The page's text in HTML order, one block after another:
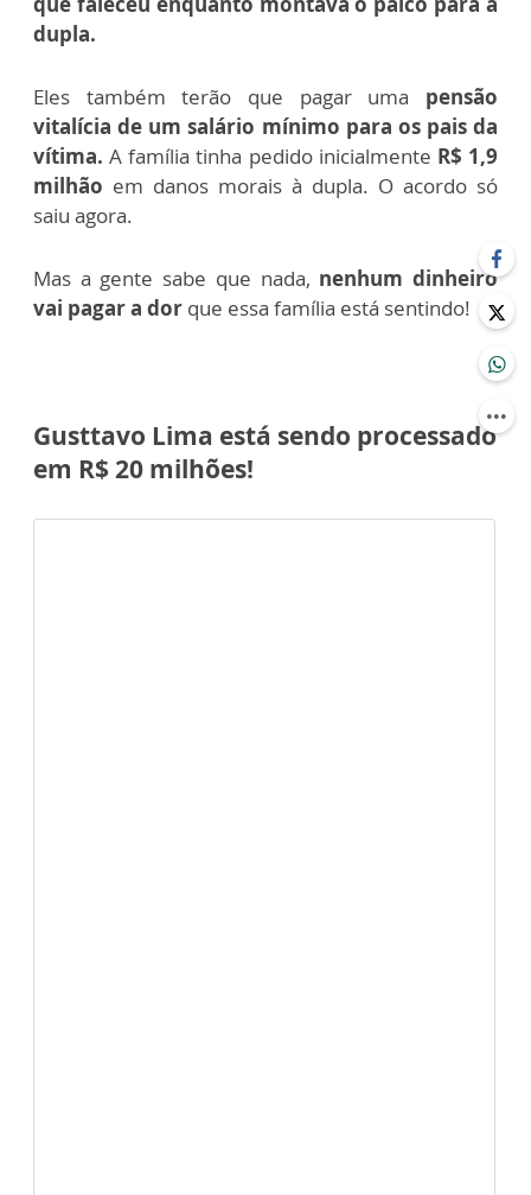
dupla.
Eles também terão que pagar uma pensão
vitalícia de um salário mínimo para os pais da
vítima.A família tinha pedido inicialmente R$ 1,9
milhão em danos morais à dupla. O acordo só
saiu agora.
Mas a gente sabe que nada, nenhum dinheiro
vai pagar a dor que essa família está sentindo!
Gusttavo Lima está sendo processado
em R$ 20 milhões!